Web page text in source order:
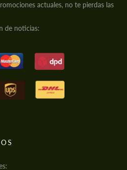
actuales, no te pierdas las
de noticias: